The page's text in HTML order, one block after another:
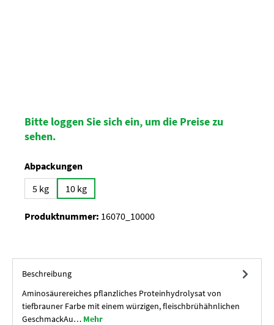
Bitte loggen Sie sich ein, um die Preise zu
sehen.
Abpackungenauswählen
5 kg
10 kg
Produktnummer: 16070_10000
Beschreibung
Aminosäurereiches pflanzliches Proteinhydrolysat von
tiefbrauner Farbe mit einem würzigen, fleischbrühähnlichen
GeschmackAu… Mehr